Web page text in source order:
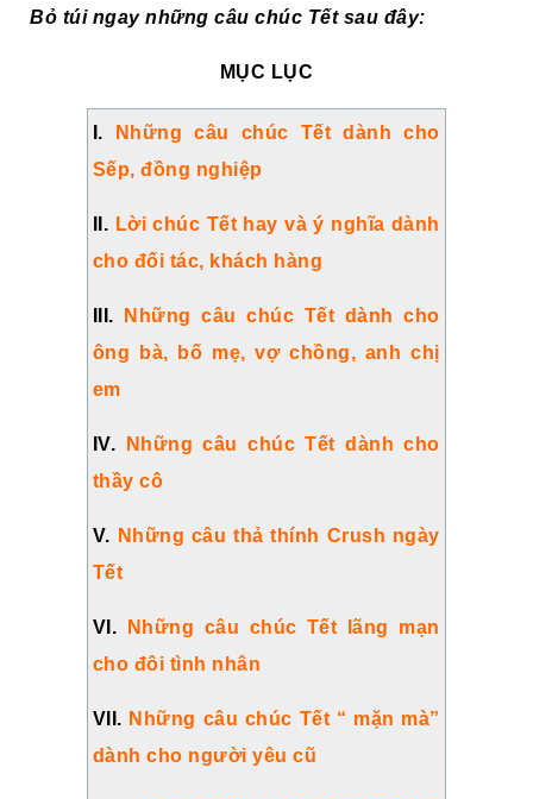
Bỏ túi ngay những câu chúc Tết sau đây:
MỤC LỤC
I.
Những câu chúc Tết dành cho
Sếp, đồng nghiệp
II. Lời chúc Tết hay và ý nghĩa dành
cho đối tác, khách hàng
III.
Những câu chúc Tết dành cho
ông bà, bố mẹ, vợ chồng, anh chị
em
IV.
Những câu chúc Tết dành cho
thầy cô
V. Những câu thả thính Crush ngày
Tết
VI.
Những câu chúc Tết lãng mạn
cho đôi tình nhân
VII. Những câu chúc Tết “ mặn mà”
dành cho người yêu cũ